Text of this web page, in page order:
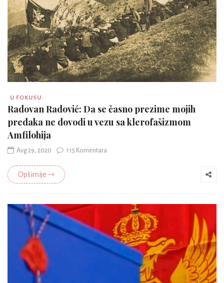
U FOKUSU
Radovan Radović: Da se časno prezime mojih
predaka ne dovodi u vezu sa klerofašizmom
Amfilohija
Avg 29, 2020 115 Komentara
Opširnije ⇾